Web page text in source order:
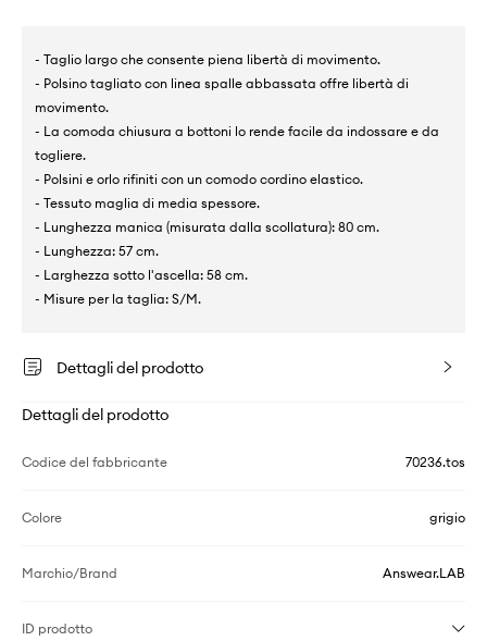
- Taglio largo che consente piena libertà di movimento.
- Polsino tagliato con linea spalle abbassata offre libertà di
movimento.
- La comoda chiusura a bottoni lo rende facile da indossare e da
togliere.
- Polsini e orlo rifiniti con un comodo cordino elastico.
- Tessuto maglia di media spessore.
- Lunghezza manica (misurata dalla scollatura): 80 cm.
- Lunghezza: 57 cm.
- Larghezza sotto l'ascella: 58 cm.
- Misure per la taglia: S/M.
Dettagli del prodotto
Dettagli del prodotto
Codice del fabbricante 70236.tos
Colore grigio
Marchio/Brand Answear.LAB
ID prodotto